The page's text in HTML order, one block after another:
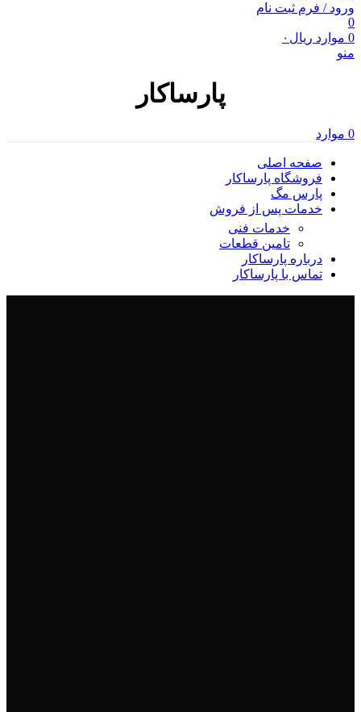
ورود / فرم ثبت نام
0
0 موارد ریال ۰
منو
پارساکار
0 موارد
صفحه اصلی
فروشگاه پارساکار
پارس مگ
خدمات پس از فروش
خدمات فنی
تامین قطعات
درباره پارساکار
تماس با پارساکار